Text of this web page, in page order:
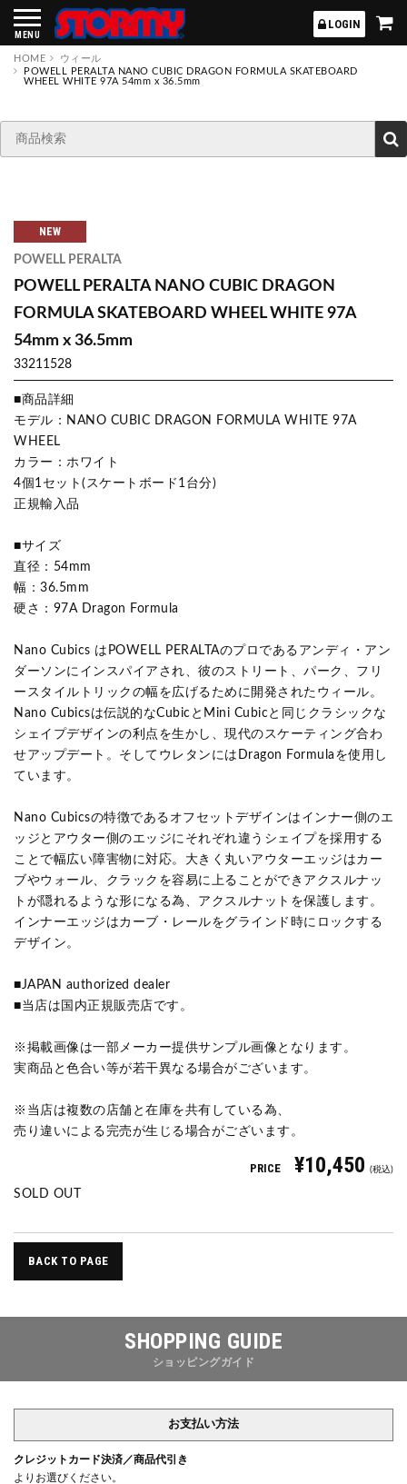
MENU
LOGIN
HOME
ウィール
POWELL PERALTA NANO CUBIC DRAGON FORMULA SKATEBOARD
WHEEL WHITE 97A 54mm x 36.5mm
NEW
POWELL PERALTA
POWELL PERALTA NANO CUBIC DRAGON
FORMULA SKATEBOARD WHEEL WHITE 97A
54mm x 36.5mm
33211528
■商品詳細
モデル：NANO CUBIC DRAGON FORMULA WHITE 97A
WHEEL
カラー：ホワイト
4個1セット(スケートボード1台分)
正規輸入品
■サイズ
直径：54mm
幅：36.5mm
硬さ：97A Dragon Formula
Nano Cubics はPOWELL PERALTAのプロであるアンディ・アン
ダーソンにインスパイアされ、彼のストリート、パーク、フリ
ースタイルトリックの幅を広げるために開発されたウィール。
Nano Cubicsは伝説的なCubicとMini Cubicと同じクラシックな
シェイプデザインの利点を生かし、現代のスケーティング合わ
せアップデート。そしてウレタンにはDragon Formulaを使用し
ています。
Nano Cubicsの特徴であるオフセットデザインはインナー側のエ
ッジとアウター側のエッジにそれぞれ違うシェイプを採用する
ことで幅広い障害物に対応。大きく丸いアウターエッジはカー
ブやウォール、クラックを容易に上ることができアクスルナッ
トが隠れるような形になる為、アクスルナットを保護します。
インナーエッジはカーブ・レールをグラインド時にロックする
デザイン。
■JAPAN authorized dealer
■当店は国内正規販売店です。
※掲載画像は一部メーカー提供サンプル画像となります。
実商品と色合い等が若干異なる場合がございます。
※当店は複数の店舗と在庫を共有している為、
売り違いによる完売が生じる場合がございます。
PRICE ¥10,450 (税込)
SOLD OUT
BACK TO PAGE
SHOPPING GUIDE
ショッピングガイド
お支払い方法
クレジットカード決済／商品代引き
よりお選びください。